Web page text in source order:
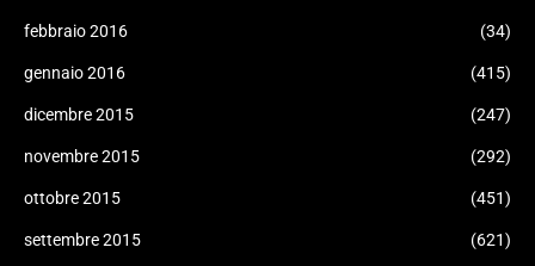
febbraio 2016 (34)
gennaio 2016 (415)
dicembre 2015 (247)
novembre 2015 (292)
ottobre 2015 (451)
settembre 2015 (621)